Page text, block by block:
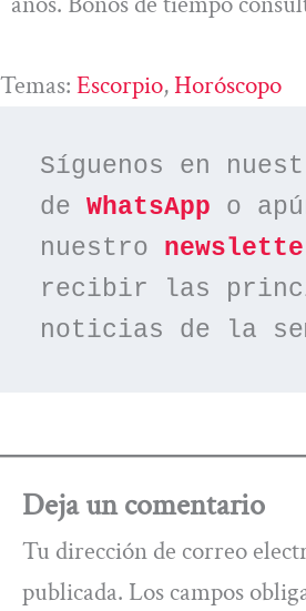
Temas: Escorpio, Horóscopo
Síguenos en
de WhatsApp o
nuestro
recibir las
noticias de la
Deja un comentario
Tu dirección de correo
publicada. Los campos